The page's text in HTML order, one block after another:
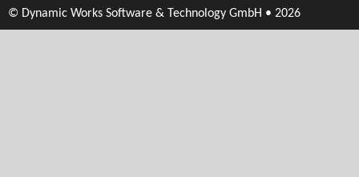
© Dynamic Works Software & Technology GmbH • 2026